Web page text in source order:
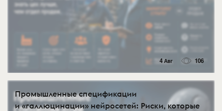
4 Авг 106
Промышленные спецификации
и «галлюцинации» нейросетей: Риски, которые